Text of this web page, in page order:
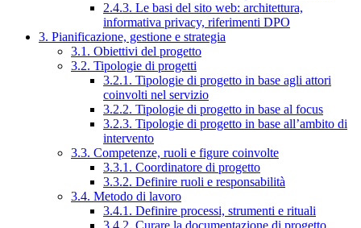
2.4.3. Le basi del sito web: architettura,
informativa privacy, riferimenti DPO
3. Pianificazione, gestione e strategia
3.1. Obiettivi del progetto
3.2. Tipologie di progetti
3.2.1. Tipologie di progetto in base agli attori
coinvolti nel servizio
3.2.2. Tipologie di progetto in base al focus
3.2.3. Tipologie di progetto in base all’ambito di
intervento
3.3. Competenze, ruoli e figure coinvolte
3.3.1. Coordinatore di progetto
3.3.2. Definire ruoli e responsabilità
3.4. Metodo di lavoro
3.4.1. Definire processi, strumenti e rituali
3.4.2. Curare la documentazione di progetto